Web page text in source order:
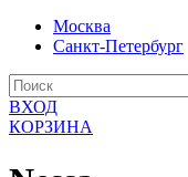
Москва
Санкт-Петербург
ВХОД
КОРЗИНА